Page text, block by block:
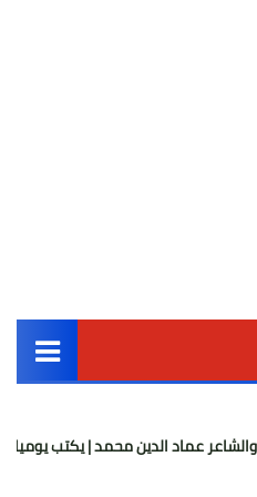
أخبار مصر
الدين محمد | يكتب يوميات شاعر وقصيدة